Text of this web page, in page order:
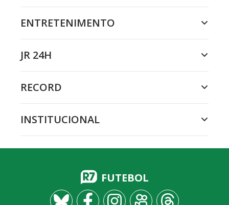
ENTRETENIMENTO
JR 24H
RECORD
INSTITUCIONAL
FUTEBOL